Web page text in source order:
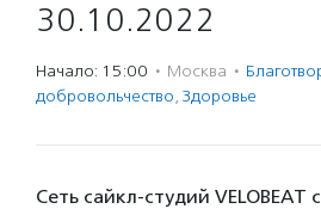
30.10.2022
Начало: 15:00 · Москва ·
доброволь­чест­во, Здоровье
Сеть сайкл-студий VELOBEAT